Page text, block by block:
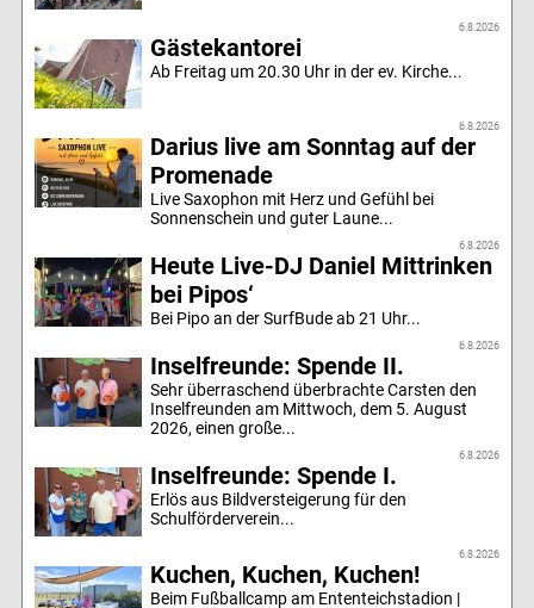
6.8.2026
Gästekantorei
Ab Freitag um 20.30 Uhr in der ev. Kirche...
6.8.2026
Darius live am Sonntag auf der
Promenade
Live Saxophon mit Herz und Gefühl bei
Sonnenschein und guter Laune...
6.8.2026
Heute Live-DJ Daniel Mittrinken
bei Pipos‘
Bei Pipo an der SurfBude ab 21 Uhr...
6.8.2026
Inselfreunde: Spende II.
Sehr überraschend überbrachte Carsten den
Inselfreunden am Mittwoch, dem 5. August
2026, einen große...
6.8.2026
Inselfreunde: Spende I.
Erlös aus Bildversteigerung für den
Schulförderverein...
6.8.2026
Kuchen, Kuchen, Kuchen!
Beim Fußballcamp am Ententeichstadion |